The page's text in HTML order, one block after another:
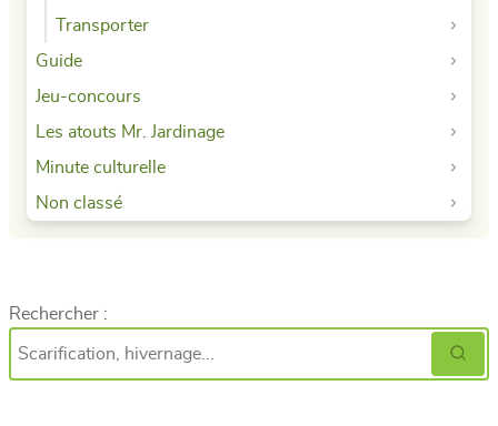
Transporter
Guide
Jeu-concours
Les atouts Mr. Jardinage
Minute culturelle
Non classé
Rechercher :